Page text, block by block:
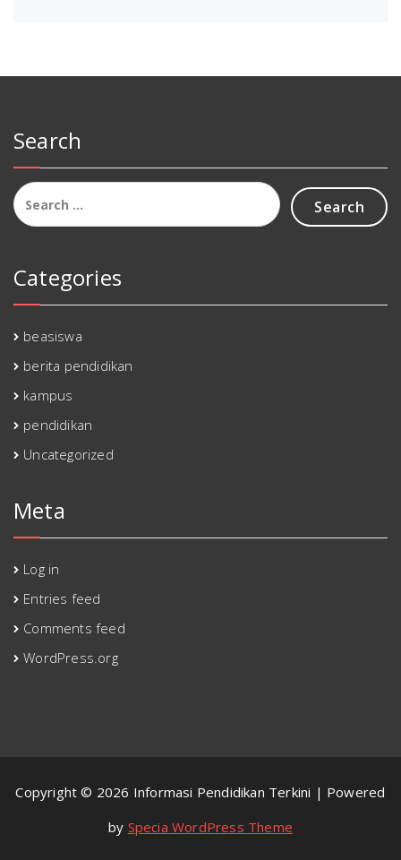
Search
Search
for:
Categories
beasiswa
berita pendidikan
kampus
pendidikan
Uncategorized
Meta
Log in
Entries feed
Comments feed
WordPress.org
Copyright © 2026 Informasi Pendidikan Terkini | Powered
by Specia WordPress Theme